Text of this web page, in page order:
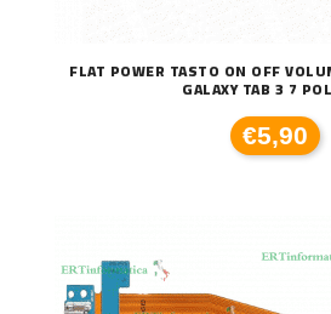
FLAT POWER TASTO ON OFF
GALAXY TAB 3 7
€5,90